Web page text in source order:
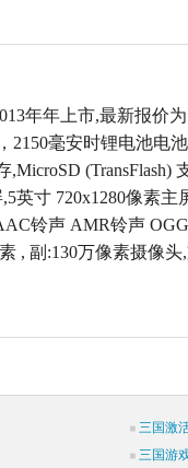
年年上市,最新报价
2150毫安时锂电池电
(TransFlash)
英寸 720x1280像素主
铃声 AMR铃声
, 副:130万像素摄像
三国激
三国游